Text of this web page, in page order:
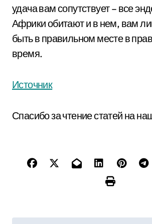
удача вам сопутствует – все
Африки обитают и в нем, вам
быть в правильном месте в
время.
Источник
Спасибо за чтение статей на